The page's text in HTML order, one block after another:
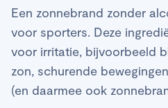
Een zonnebrand zonder
voor sporters. Deze
voor irritatie, bijvoorbeeld
zon, schurende
(en daarmee ook